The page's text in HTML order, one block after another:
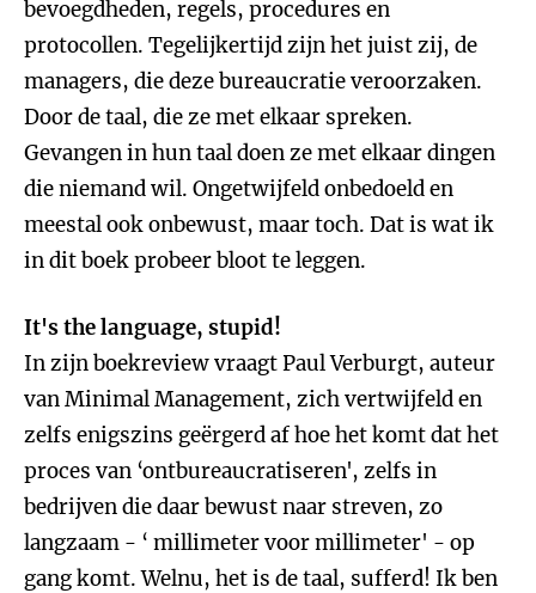
bevoegdheden, regels, procedures en
protocollen. Tegelijkertijd zijn het juist zij, de
managers, die deze bureaucratie veroorzaken.
Door de taal, die ze met elkaar spreken.
Gevangen in hun taal doen ze met elkaar dingen
die niemand wil. Ongetwijfeld onbedoeld en
meestal ook onbewust, maar toch. Dat is wat ik
in dit boek probeer bloot te leggen.
It's the language, stupid!
In zijn boekreview vraagt Paul Verburgt, auteur
van Minimal Management, zich vertwijfeld en
zelfs enigszins geërgerd af hoe het komt dat het
proces van ‘ontbureaucratiseren', zelfs in
bedrijven die daar bewust naar streven, zo
langzaam - ‘ millimeter voor millimeter' - op
gang komt. Welnu, het is de taal, sufferd! Ik ben